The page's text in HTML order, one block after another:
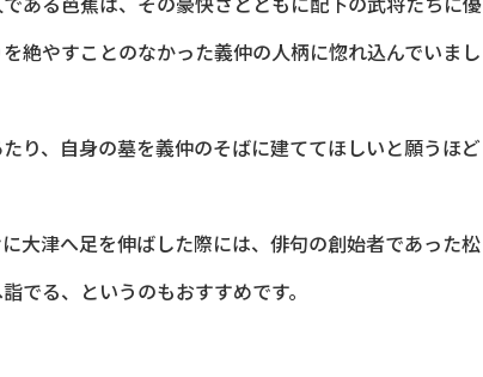
絶やすことのなかった義仲の人柄に惚れ込んでいまし
り、自身の墓を義仲のそばに建ててほしいと願うほど
大津へ足を伸ばした際には、俳句の創始者であった松
でる、というのもおすすめです。